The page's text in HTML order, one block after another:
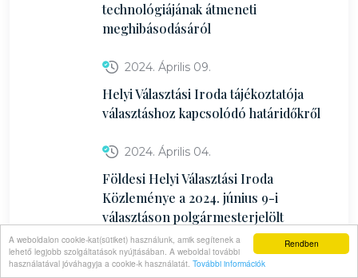
Rendben
A weboldalon cookie-kat(sütiket) használunk, amik segítenek a
lehető legjobb szolgáltatások nyújtásában. A weboldal további
használatával jóváhagyja a cookie-k használatát. További információk
technológiájának átmeneti
meghibásodásáról
2024. Április 09.
Helyi Választási Iroda tájékoztatója
választáshoz kapcsolódó határidőkről
2024. Április 04.
Földesi Helyi Választási Iroda
Közleménye a 2024. június 9-i
választáson polgármesterjelölt
állításához és egyéni listás jelölt
állításához szükséges ajánlások
számának meghatározásáról